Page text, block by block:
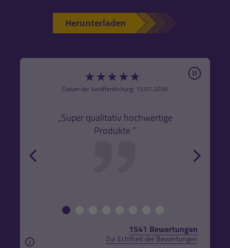
Herunterladen
★★★★★
Datum der Veröffentlichung: 15.07.2026
„Super qualitativ hochwertige
Produkte ”
Pause
1541 Bewertungen
Zur Echtheit der Bewertungen
Aus rechtlichen Gründen weisen wir darauf hin,